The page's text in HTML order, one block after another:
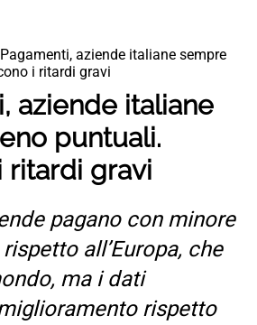
Pagamenti, aziende italiane sempre
i ritardi gravi
aziende italiane
puntuali.
ritardi gravi
pagano con minore
all’Europa, che
ma i dati
rispetto